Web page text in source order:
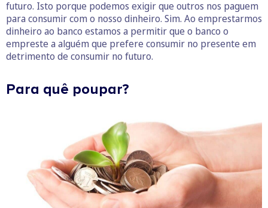
futuro. Isto porque podemos exigir que outros nos paguem
para consumir com o nosso dinheiro. Sim. Ao emprestarmos
dinheiro ao banco estamos a permitir que o banco o
empreste a alguém que prefere consumir no presente em
detrimento de consumir no futuro.
Para quê poupar?